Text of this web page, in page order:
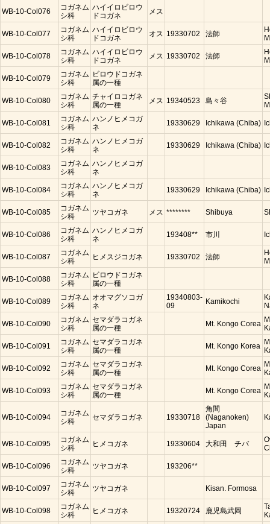
WB-10-Col076
コガネム
シ科
ハイイロビロウ
ドコガネ
メス
WB-10-Col077
コガネム
シ科
ハイイロビロウ
ドコガネ
オス 19330702 法師
WB-10-Col078
コガネム
シ科
ハイイロビロウ
ドコガネ
メス 19330702 法師
WB-10-Col079
コガネム
シ科
ビロウドコガネ
属の一種
WB-10-Col080
コガネム
シ科
チャイロコガネ
属の一種
メス 19340523 島々谷
WB-10-Col081
コガネム
シ科
ハンノヒメコガ
ネ
19330629 Ichikawa (Chiba)
WB-10-Col082
コガネム
シ科
ハンノヒメコガ
ネ
19330629 Ichikawa (Chiba)
WB-10-Col083
コガネム
シ科
ハンノヒメコガ
ネ
WB-10-Col084
コガネム
シ科
ハンノヒメコガ
ネ
19330629 Ichikawa (Chiba)
WB-10-Col085
コガネム
シ科
ツヤコガネ メス ******** Shibuya
WB-10-Col086
コガネム
シ科
ハンノヒメコガ
ネ
193408** 市川
WB-10-Col087
コガネム
シ科
ヒメスジコガネ 19330702 法師
WB-10-Col088
コガネム
シ科
ビロウドコガネ
属の一種
WB-10-Col089
コガネム
シ科
オオマグソコガ
ネ
19340803-
09
Kamikochi
WB-10-Col090
コガネム
シ科
セマダラコガネ
属の一種
Mt. Kongo Corea
WB-10-Col091
コガネム
シ科
セマダラコガネ
属の一種
Mt. Kongo Korea
WB-10-Col092
コガネム
シ科
セマダラコガネ
属の一種
Mt. Kongo Corea
WB-10-Col093
コガネム
シ科
セマダラコガネ
属の一種
Mt. Kongo Corea
WB-10-Col094
コガネム
シ科
セマダラコガネ 19330718
角間
(Naganoken)
Japan
WB-10-Col095
コガネム
シ科
ヒメコガネ 19330604 大和田 チバ
WB-10-Col096
コガネム
シ科
ツヤコガネ 193206**
WB-10-Col097
コガネム
シ科
ツヤコガネ Kisan. Formosa
WB-10-Col098
コガネム
シ科
ヒメコガネ 19320724 鹿児島武岡